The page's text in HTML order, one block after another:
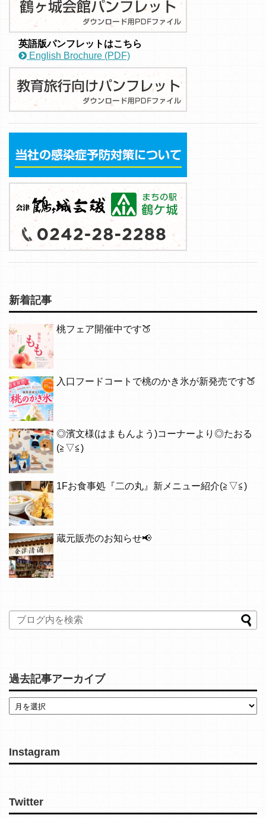
英語版パンフレットはこちら
English Brochure (PDF)
新着記事
桃フェア開催中です🍑
入口フードコートで桃のかき氷が新発売です🍑
◎濱文様(はまもんよう)コーナーより◎たおる
(≧▽≦)
1Fお食事処『二の丸』新メニュー紹介(≧▽≦)
蔵元販売のお知らせ📢
過去記事アーカイブ
Instagram
Twitter